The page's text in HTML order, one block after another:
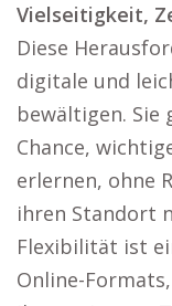
Vielseitigkeit,
Diese
digitale und
bewältigen. Sie
Chance,
erlernen, ohne
ihren Standort
Flexibilität ist
Online-